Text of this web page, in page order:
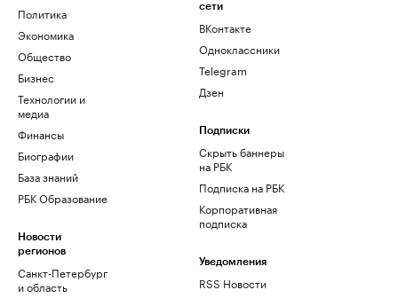
Политика
Экономика
Общество
Бизнес
Технологии и
медиа
Финансы
Биографии
База знаний
РБК Образование
Новости
регионов
Санкт-Петербург
и область
сети
ВКонтакте
Одноклассники
Telegram
Дзен
Подписки
Скрыть баннеры
на РБК
Подписка на РБК
Корпоративная
подписка
Уведомления
RSS Новости